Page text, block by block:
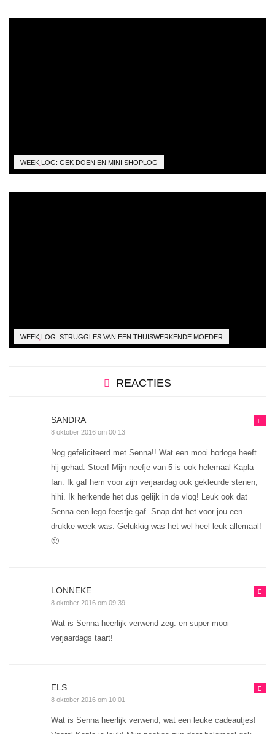
WEEK LOG: GEK DOEN EN MINI SHOPLOG
WEEK LOG: STRUGGLES VAN EEN THUISWERKENDE MOEDER
REACTIES
SANDRA
8 oktober 2016 om 00:13
Nog gefeliciteerd met Senna!! Wat een mooi horloge heeft
hij gehad. Stoer! Mijn neefje van 5 is ook helemaal Kapla
fan. Ik gaf hem voor zijn verjaardag ook gekleurde stenen,
hihi. Ik herkende het dus gelijk in de vlog! Leuk ook dat
Senna een lego feestje gaf. Snap dat het voor jou een
drukke week was. Gelukkig was het wel heel leuk allemaal!
🙂
LONNEKE
8 oktober 2016 om 09:39
Wat is Senna heerlijk verwend zeg. en super mooi
verjaardags taart!
ELS
8 oktober 2016 om 10:01
Wat is Senna heerlijk verwend, wat een leuke cadeautjes!